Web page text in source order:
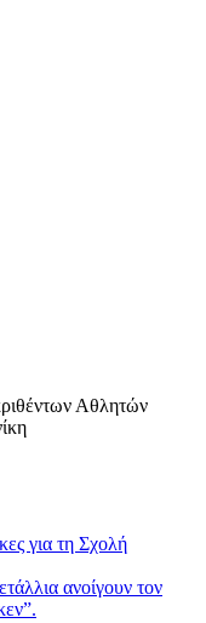
Αθλητών
για τη Σχολή
ανοίγουν τον